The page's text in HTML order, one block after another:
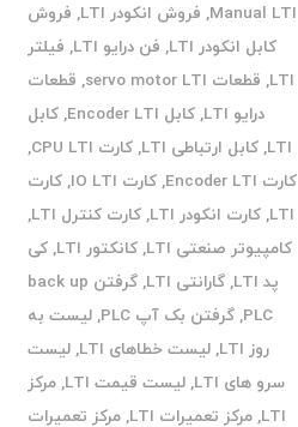
Manual LTI
, فروش انکودر LTI , فروش
کابل انکودر LTI
, فن درایو LTI , فیلتر
LTI
, قطعات servo motor LTI , قطعات
درایو LTI
,کابل Encoder LTI ,کابل
LTI
,کابل ارتباطی LTI ,کارت CPU LTI
,
کارت Encoder LTI
,کارت IO LTI ,کارت
LTI
,کارت انکودر LTI ,کارت کنترل LTI
,
کامپیوتر صنعتی LTI
,کانکتور LTI ,کی
پد LTI
,گارانتی LTI ,
گرفتن back up
PLC
,گرفتن بک آپ PLC ,لیست به
روز LTI
,لیست خطاهای LTI ,لیست
سرو های LTI
,لیست قیمت LTI ,مرکز
LTI
,مرکز تعمیرات LTI ,مرکز تعمیرات